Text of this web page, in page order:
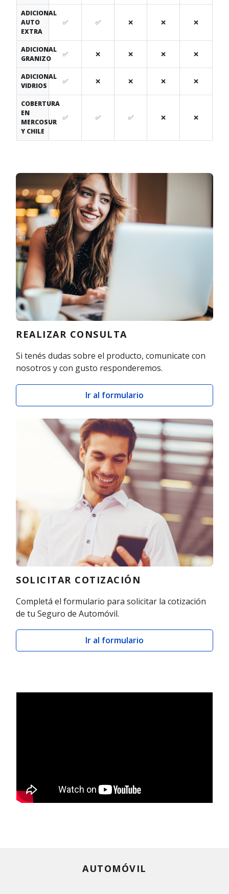
ADICIONAL
AUTO
EXTRA
✅ ✅ ❌ ❌ ❌
ADICIONAL
GRANIZO
✅ ❌ ❌ ❌ ❌
ADICIONAL
VIDRIOS
✅ ❌ ❌ ❌ ❌
COBERTURA
EN
MERCOSUR
Y CHILE
✅ ✅ ✅ ❌ ❌
REALIZAR CONSULTA
Si tenés dudas sobre el producto, comunicate con
nosotros y con gusto responderemos.
Ir al formulario
SOLICITAR COTIZACIÓN
Completá el formulario para solicitar la cotización
de tu Seguro de Automóvil.
Ir al formulario
AUTOMÓVIL